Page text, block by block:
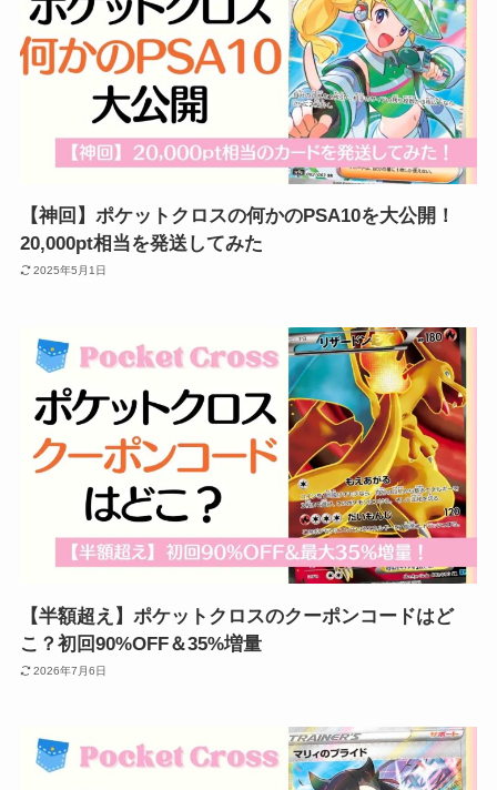
【神回】ポケットクロスの何かのPSA10を大公開！
20,000pt相当を発送してみた
2025年5月1日
【半額超え】ポケットクロスのクーポンコードはど
こ？初回90%OFF＆35%増量
2026年7月6日